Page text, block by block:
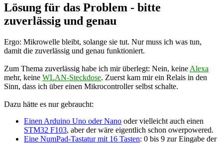
Lösung für das Problem - bitte
zuverlässig und genau
Ergo: Mikrowelle bleibt, solange sie tut. Nur muss ich was tun,
damit die zuverlässig und genau funktioniert.
Zum Thema zuverlässig habe ich mir überlegt: Nein, keine Alexa
mehr, keine WLAN-Steckdose. Zuerst kam mir ein Relais in den
Sinn, dass ich über einen Mikrocontroller selbst schalte.
Dazu hätte es nur gebraucht:
Einen Arduino Uno oder Nano oder vielleicht auch einen
STM32 F103, aber der wäre eigentlich schon owerpowered.
Eine NumPad-Tastatur mit 16 Tasten: 0 bis 9 zur Eingabe der